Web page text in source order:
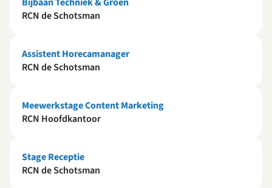
RCN de Schotsman
Assistent Horecamanager
RCN de Schotsman
Meewerkstage Content Marketing
RCN Hoofdkantoor
Stage Receptie
RCN de Schotsman